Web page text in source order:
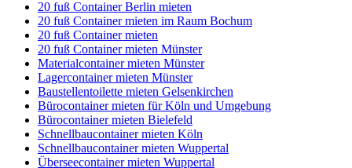
20 fuß Container Berlin mieten
20 fuß Container mieten im Raum Bochum
20 fuß Container mieten
20 fuß Container mieten Münster
Materialcontainer mieten Münster
Lagercontainer mieten Münster
Baustellentoilette mieten Gelsenkirchen
Bürocontainer mieten für Köln und Umgebung
Bürocontainer mieten Bielefeld
Schnellbaucontainer mieten Köln
Schnellbaucontainer mieten Wuppertal
Überseecontainer mieten Wuppertal